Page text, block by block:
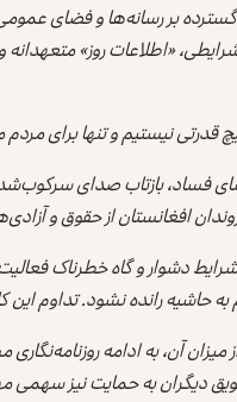
بر رسانه‌ها و فضای
«اطلاعات روز»
قدرتی نیستیم و تنها برای
فساد، بازتاب صدای
افغانستان از حقوق و
شرایط دشوار و گاه خطرناک
حاشیه رانده نشود. تداوم
میزان آن، به ادامه
دیگران به حمایت نیز سهمی